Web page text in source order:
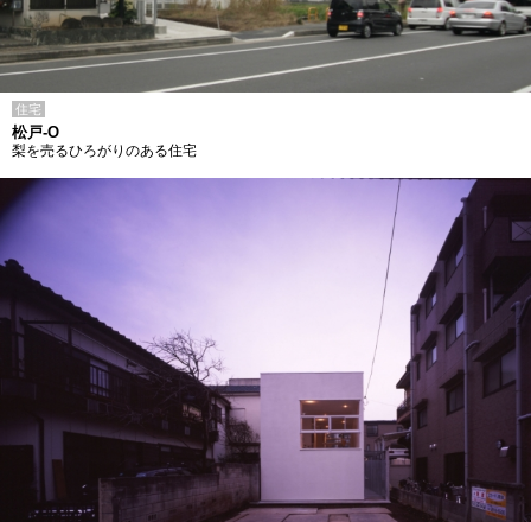
住宅
松戸-O
梨を売るひろがりのある住宅